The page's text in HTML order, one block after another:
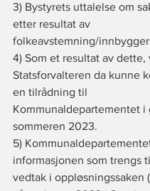
3) Bystyrets uttalelse om
etter resultat av
folkeavstemning/
4) Som et resultat av dette,
Statsforvalteren da kunne
en tilrådning til
Kommunaldepartementet i
sommeren 2023.
5)
informasjonen som trengs
vedtak i oppløsningssaken